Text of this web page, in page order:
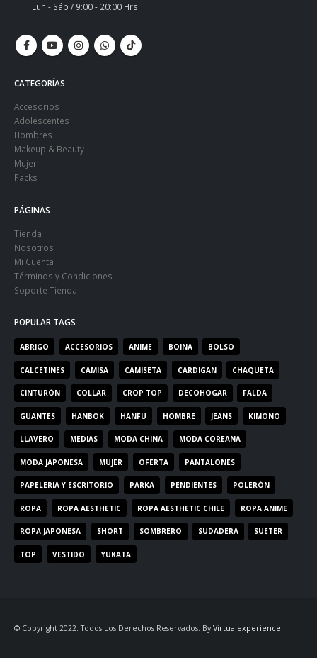
Lun - Sáb / 9:00 - 20:00 Hrs.
CATEGORÍAS
Accesorios
Adolescentes
Hombres
Makeup & Beauty
Mujer
Packs
PÁGINAS
Tienda
Nosotros
Mi Cuenta
Términos y Condiciones
Soporte Tienda
POPULAR TAGS
ABRIGO ACCESORIOS ANIME BOINA BOLSO
CALCETINES CAMISA CAMISETA CARDIGAN CHAQUETA
CINTURÓN COLLAR CROP TOP DECOHOGAR FALDA
GUANTES HANBOK HANFU HOMBRE JEANS KIMONO
LLAVERO MEDIAS MODA CHINA MODA COREANA
MODA JAPONESA MUJER OFERTA PANTALONES
PAPELERIA Y ESCRITORIO PARKA PENDIENTES POLERÓN
ROPA ROPA AESTHETIC ROPA AESTHETIC CHILE ROPA ANIME
ROPA JAPONESA SHORT SOMBRERO SUDADERA SUETER
TOP VESTIDO YUKATA
© Copyright 2022. Todos Los Derechos Reservados. By Virtualexperience